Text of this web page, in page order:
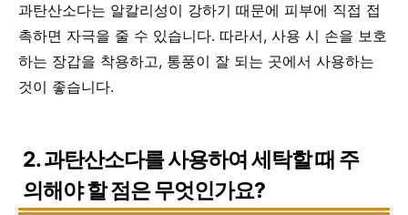
과탄산소다는 알칼리성이 강하기 때문에 피부에 직접 접
촉하면 자극을 줄 수 있습니다. 따라서, 사용 시 손을 보호
하는 장갑을 착용하고, 통풍이 잘 되는 곳에서 사용하는
것이 좋습니다.
2. 과탄산소다를 사용하여 세탁할 때 주
의해야 할 점은 무엇인가요?